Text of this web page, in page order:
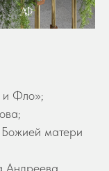
и Фло»;
матери
Андреева